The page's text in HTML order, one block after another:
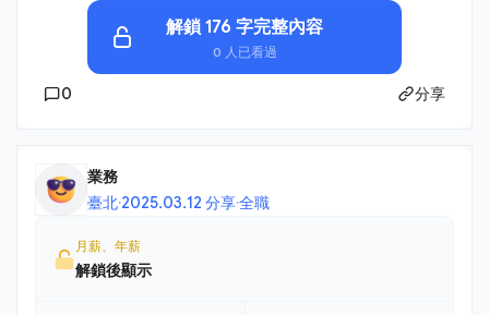
解鎖 176 字完整內容
0 人已看過
0 分享
業務
臺北·2025.03.12 分享·全職
月薪、年薪
解鎖後顯示